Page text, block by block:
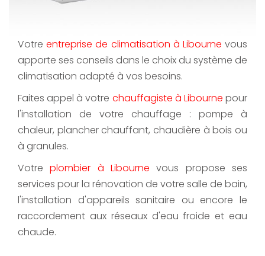
Votreentreprise de climatisation à Libourne vous
apporte ses conseils dans le choix du système de
climatisation adapté à vos besoins.
Faites appel à votre chauffagiste à Libourne pour
l'installation de votre chauffage : pompe à
chaleur, plancher chauffant, chaudière à bois ou
à granules.
Votreplombier à Libourne vous propose ses
services pour la rénovation de votre salle de bain,
l'installation d'appareils sanitaire ou encore le
raccordement aux réseaux d'eau froide et eau
chaude.